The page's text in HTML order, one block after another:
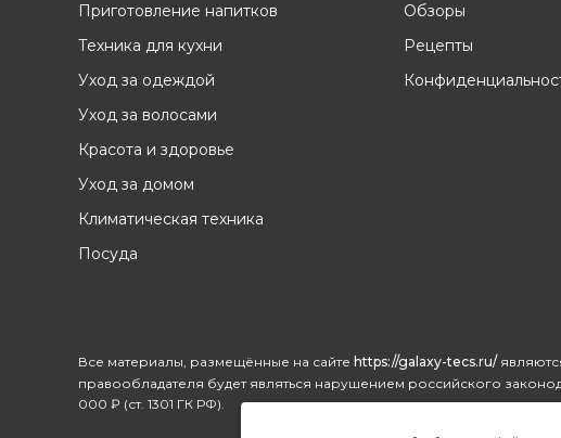
Приготовление напитков
Техника для кухни
Уход за одеждой
Уход за волосами
Красота и здоровье
Уход за домом
Климатическая техника
Посуда
Обзоры
Рецепты
Все материалы, размещённые на сайте https://galaxy-tecs.ru/
правообладателя будет являться нарушением российского
000 ₽ (ст. 1301 ГК РФ).